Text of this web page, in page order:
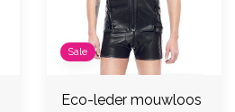
Sale
Eco-leder mouwloos